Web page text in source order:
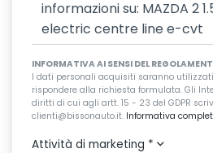
INFORMATIVA AI SENSI DEL
I dati personali acquisiti saranno
rispondere alla richiesta formulata. Gli
diritti di cui agli artt. 15 - 23 del GDPR
clienti@bissonauto.it. Informativa
Attività di marketing *